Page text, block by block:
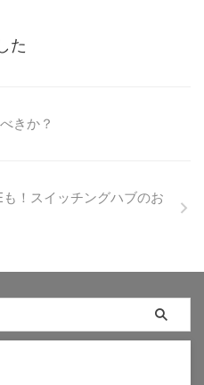
た
きか？
も！スイッチングハブのお